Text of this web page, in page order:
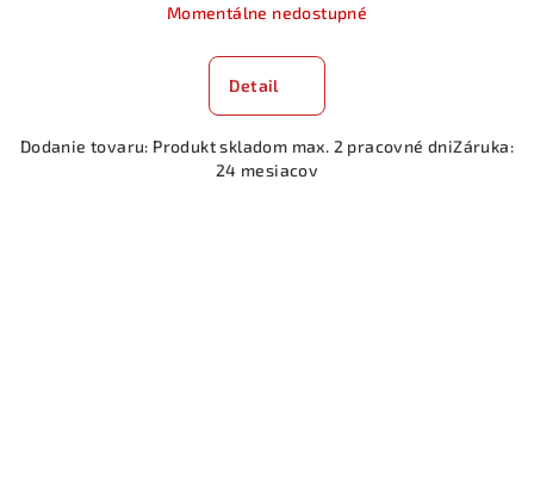
Momentálne nedostupné
Detail
Dodanie tovaru: Produkt skladom max. 2 pracovné dniZáruka:
24 mesiacov